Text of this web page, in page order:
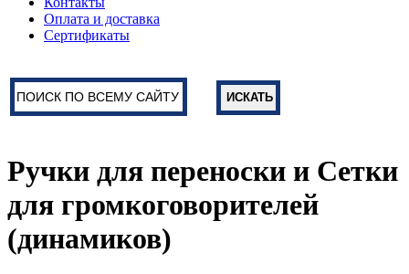
Оплата и доставка
Сертификаты
Ручки для переноски и Сетки
для громкоговорителей
(динамиков)